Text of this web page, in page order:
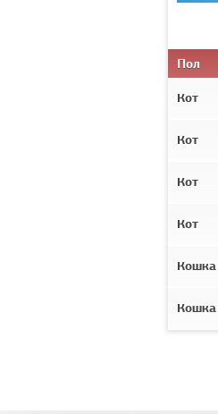
Пол
Кот
Кот
Кот
Кот
Кошка
Кошка